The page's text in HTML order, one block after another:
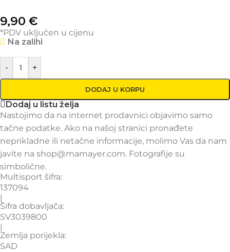
9,90 €
*PDV uključen u cijenu
Na zalihi
- +
DODAJ U KORPU
Dodaj u listu želja
Nastojimo da na internet prodavnici objavimo samo
tačne podatke. Ako na našoj stranici pronađete
neprikladne ili netačne informacije, molimo Vas da nam
javite na shop@mamayer.com. Fotografije su
simbolične.
Multisport šifra:
137094
Šifra dobavljača:
SV3039800
Zemlja porijekla:
SAD